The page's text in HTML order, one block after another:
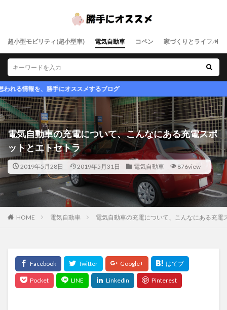
超小型モビリティ(超小型車) 電気自動車 コペン 家づくりとライフハッ
手にオススメするブログ
電気自動車の充電について、こんなにある充電スポ
ットとエトセトラ
2019年5月28日 2019年5月31日 電気自動車 876view
HOME 電気自動車 電気自動車の充電について、こんなにある充電